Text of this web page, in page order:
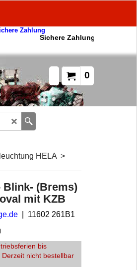
Sichere Zahlung
0
HELA >
Blink- (Brems)
mit KZB
11602 261B1
bis
nicht bestellbar